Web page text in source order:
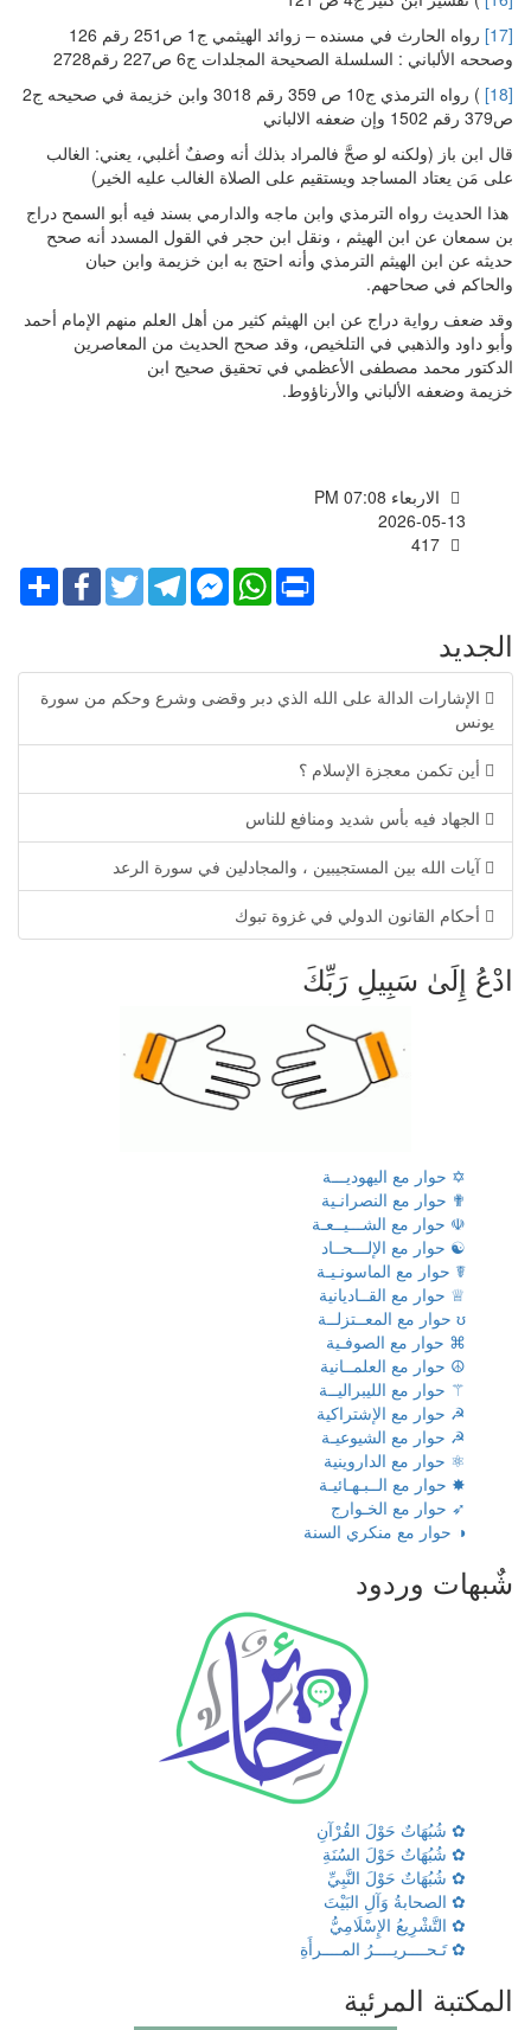
[17]
رواه الحارث في مسنده – زوائد الهيثمي ج1 ص251 رقم 126
وصححه الألباني : السلسلة الصحيحة المجلدات ج6 ص227 رقم2728
[18]
) رواه الترمذي ج10 ص 359 رقم 3018 وابن خزيمة في صحيحه ج2
ص379 رقم 1502 وإن ضعفه الالباني
قال ابن باز (ولكنه لو صحَّ فالمراد بذلك أنه وصفٌ أغلبي، يعني: الغالب
على مَن يعتاد المساجد ويستقيم على الصلاة الغالب عليه الخير)
هذا الحديث رواه الترمذي وابن ماجه والدارمي بسند فيه أبو السمح دراج
بن سمعان عن ابن الهيثم ، ونقل ابن حجر في القول المسدد أنه صحح
حديثه عن ابن الهيثم الترمذي وأنه احتج به ابن خزيمة وابن حبان
والحاكم في صحاحهم.
وقد ضعف رواية دراج عن ابن الهيثم كثير من أهل العلم منهم الإمام أحمد
وأبو داود والذهبي في التلخيص، وقد صحح الحديث من المعاصرين
الدكتور محمد مصطفى الأعظمي في تحقيق صحيح ابن
خزيمة وضعفه الألباني والأرناؤوط.
الاربعاء PM 07:08
2026-05-13
ShareFacebookTwitter
TelegramFacebook
Messenger
WhatsApp Print
الجديد
الإشارات الدالة على الله الذي دبر وقضى وشرع وحكم من سورة
يونس
أين تكمن معجزة الإسلام ؟
الجهاد فيه بأس شديد ومنافع للناس
آيات الله بين المستجيبين ، والمجادلين في سورة الرعد
أحكام القانون الدولي في غزوة تبوك
ادْعُ إِلَىٰ سَبِيلِ رَبِّكَ
✡ حوار مع اليهوديـــة
✟ حوار مع النصرانـية
☫ حوار مع الشـــيــعـة
☯ حوار مع الإلـــحــاد
☤ حوار مع الماسونـيـة
♕ حوار مع القــاديانية
ʊ حوار مع المعــتزلــة
⌘ حوار مع الصوفـية
☮ حوار مع العلمــانية
⚚ حوار مع الليبراليــة
☭ حوار مع الإشتراكية
☭ حوار مع الشيوعيـة
⚛ حوار مع الداروينية
✸ حوار مع الــبـهـائيـة
➶ حوار مع الخـوارج
◑ حوار مع منكري السنة
شٌبهات وردود
✿ شُبُهَاتٌ حَوْلَ القُرْآنِ
✿ شُبُهَاتٌ حَوْلَ السُنَةِ
✿ شُبُهَاتٌ حَوْلَ النَّبِيِّ
✿ الصحابةُ وَآلِ البَيْتَ
✿ التَّشْرِيعُ الإِسْلَامِيُّ
✿ تَـحــــريــــرُ المــــرأَةِ
المكتبة المرئية